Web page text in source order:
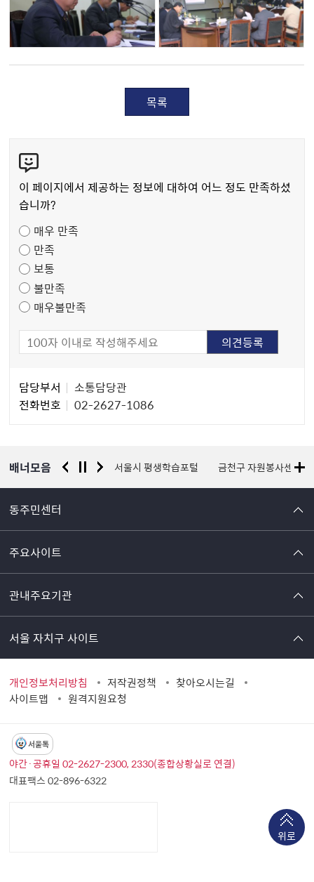
목록
텐
츠
만
도
조
사
이 페이지에서 제공하는 정보에 대하여 어느 정도 만족하셨
습니까?
매우 만족
만족
보통
불만족
매우불만족
자
담당부서
소통담당관
전화번호
02-2627-1086
배너모음
경찰청 유실물 통합포털 서울시 평생학습포털 금천구 자원봉사센터
동주민센터
주요사이트
관내주요기관
서울 자치구 사이트
개인정보처리방침 저작권정책
찾아오시는길
사이트맵
원격지원요청
위로
서울톡
야간·공휴일 02-2627-2300, 2330(종합상황실로 연결)
대표팩스 02-896-6322